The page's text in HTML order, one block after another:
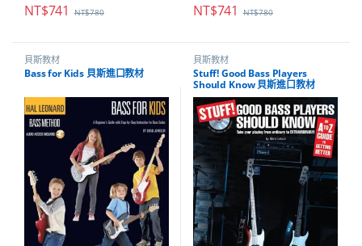
NT$741 NT$780 NT$741 NT$780
貝斯教材
Bass for Kids 貝斯進口教材
貝斯教材
Stuff! Good Bass Players
Should Know 貝斯進口教材